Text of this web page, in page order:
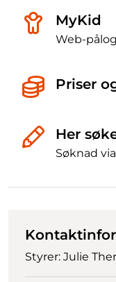
MyKid
Web-
Priser
Her
Søknad
Styrer: Julie